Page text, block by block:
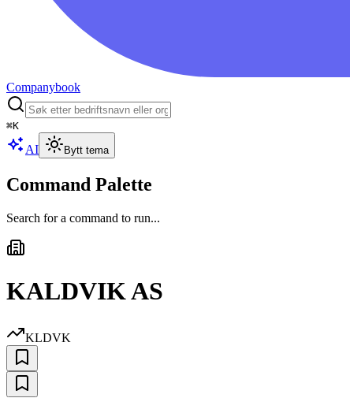
Companybook
⌘K
AI Bytt tema
Command Palette
Search for a command to run...
KALDVIK AS
KLDVK